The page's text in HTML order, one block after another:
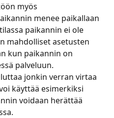
myös
menee paikallaan
paikannin ei ole
mahdolliset asetusten
kun paikannin on
palveluun.
jonkin verran virtaa
käyttää esimerkiksi
voidaan herättää